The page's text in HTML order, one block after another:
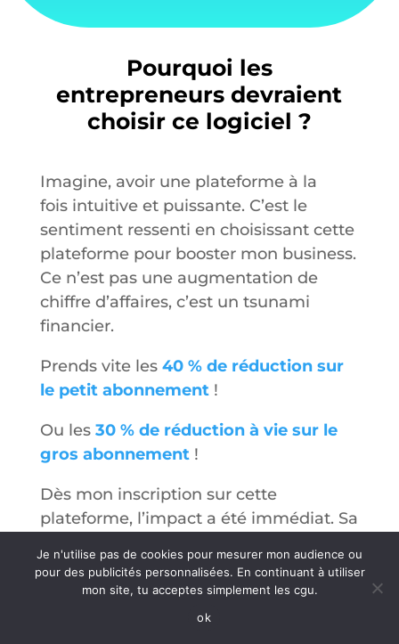
Pourquoi les
entrepreneurs devraient
choisir ce logiciel ?
Imagine, avoir une plateforme à la
fois intuitive et puissante. C’est le
sentiment ressenti en choisissant cette
plateforme pour booster mon business.
Ce n’est pas une augmentation de
chiffre d’affaires, c’est un tsunami
financier.
Prends vite les 40 % de réduction sur
le petit abonnement!
Ou les 30 % de réduction à vie sur le
gros abonnement!
Dès mon inscription sur cette
plateforme, l’impact a été immédiat. Sa
l’automatisation marketing convertit
les prospects en clients fidèles. Me voici
cheffe d’orchestre d’une symphonie de
Je n'utilise pas de cookies pour mesurer mon audience ou
pour des publicités personnalisées. En continuant à utiliser
mon site, tu acceptes simplement les cgu.
ok